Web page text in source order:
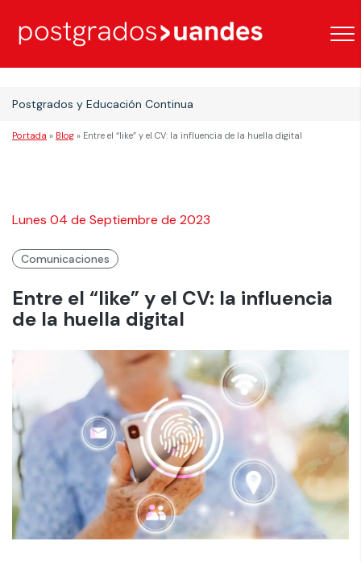
Postgrados y Educación Continua
Portada » Blog » Entre el “like” y el CV: la influencia de la huella digital
Lunes 04 de Septiembre de 2023
Comunicaciones
Entre el “like” y el CV: la influencia
de la huella digital